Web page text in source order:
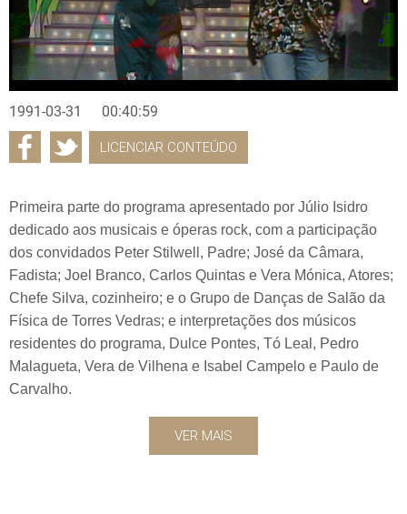
1991-03-31 00:40:59
LICENCIAR CONTEÚDO
Primeira parte do programa apresentado por Júlio Isidro
dedicado aos musicais e óperas rock, com a participação
dos convidados Peter Stilwell, Padre; José da Câmara,
Fadista; Joel Branco, Carlos Quintas e Vera Mónica, Atores;
Chefe Silva, cozinheiro; e o Grupo de Danças de Salão da
Física de Torres Vedras; e interpretações dos músicos
residentes do programa, Dulce Pontes, Tó Leal, Pedro
Malagueta, Vera de Vilhena e Isabel Campelo e Paulo de
Carvalho.
VER MAIS